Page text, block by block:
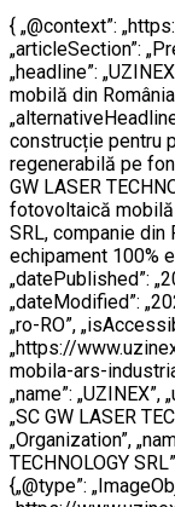
{ „@context”:
„articleSection”:
„headline”:
mobilă din
construcție pentru
regenerabilă pe
GW LASER
fotovoltaică mobilă
SRL, companie
echipament 100%
„datePublished”:
„dateModified”:
„ro-RO”,
„https://
mobila-ars-
„name”:
„SC GW LASER
„Organization”,
TECHNOLOGY
{„@type”: